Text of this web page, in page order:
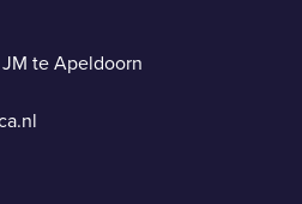
te Apeldoorn